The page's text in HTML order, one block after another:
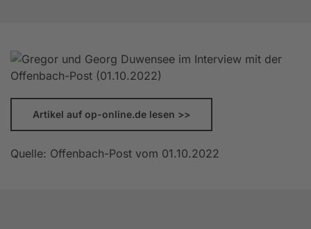
Artikel auf op-online.de lesen >>
Quelle: Offenbach-Post vom 01.10.2022